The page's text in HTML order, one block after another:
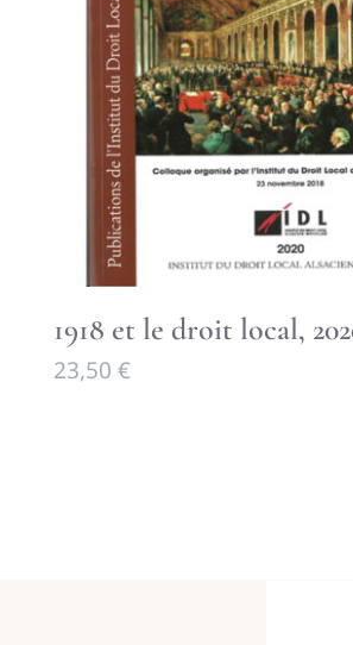
1918 et le droit local,
23,50 €